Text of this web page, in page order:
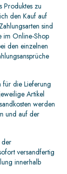
Produktes zu
den Kauf auf
sind
im Online-Shop
den einzelnen
für die Lieferung
Artikel
werden
und auf der
der
versandfertig
innerhalb